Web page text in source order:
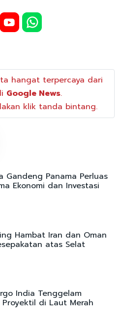
hangat terpercaya dari
Google News.
klik tanda bintang.
Gandeng Panama Perluas
Ekonomi dan Investasi
Hambat Iran dan Oman
atas Selat
India Tenggelam
Proyektil di Laut Merah